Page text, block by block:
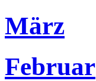
März
Februar